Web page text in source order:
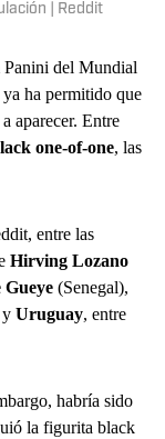
| Reddit
Panini del Mundial
ha permitido que
aparecer. Entre
one-of-one, las
entre las
Hirving Lozano
Gueye (Senegal),
y Uruguay, entre
habría sido
la figurita black